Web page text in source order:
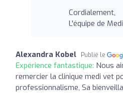
Cordialement,
L'équipe de
Alexandra Kobel Publié le
Expérience fantastique: Nous
remercier la clinique medi vet
professionnalisme, Sa